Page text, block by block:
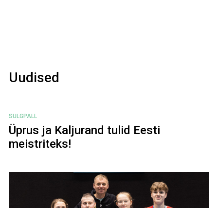
Uudised
SULGPALL
Üprus ja Kaljurand tulid Eesti
meistriteks!